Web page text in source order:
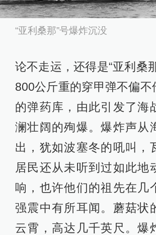
“亚利桑那”号爆炸沉没
论不走运，还得是“亚利桑
800公斤重的穿甲弹不偏不
的弹药库，由此引发了海
澜壮阔的殉爆。爆炸声从
出，犹如波塞冬的吼叫，
居民还从未听到过如此地
响，也许他们的祖先在几
强震中有所耳闻。蘑菇状
云霄，高达几千英尺。爆